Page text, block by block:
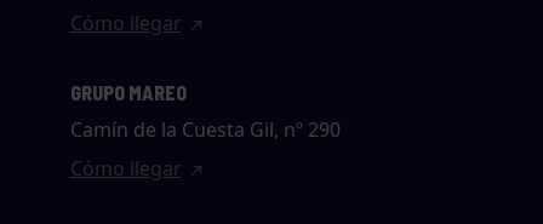
Cómo llegar
GRUPO MAREO
Camín de la Cuesta Gil, nº 290
Cómo llegar